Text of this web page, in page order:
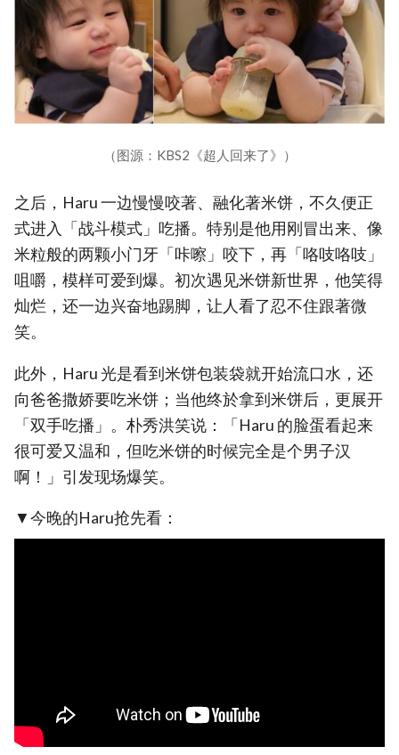
（图源：KBS2《超人回来了》）
之后，Haru 一边慢慢咬著、融化著米饼，不久便正
式进入「战斗模式」吃播。特别是他用刚冒出来、像
米粒般的两颗小门牙「咔嚓」咬下，再「咯吱咯吱」
咀嚼，模样可爱到爆。初次遇见米饼新世界，他笑得
灿烂，还一边兴奋地踢脚，让人看了忍不住跟著微
笑。
此外，Haru 光是看到米饼包装袋就开始流口水，还
向爸爸撒娇要吃米饼；当他终於拿到米饼后，更展开
「双手吃播」。朴秀洪笑说：「Haru 的脸蛋看起来
很可爱又温和，但吃米饼的时候完全是个男子汉
啊！」引发现场爆笑。
▼今晚的Haru抢先看：